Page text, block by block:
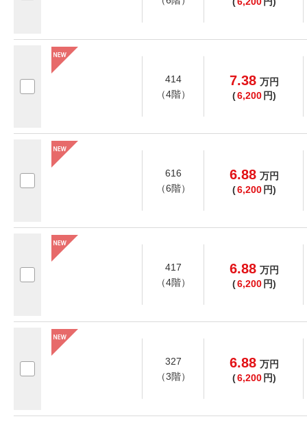
414
（4階）
7.38 万円
(6,200 円)
616
（6階）
6.88 万円
(6,200 円)
417
（4階）
6.88 万円
(6,200 円)
327
（3階）
6.88 万円
(6,200 円)